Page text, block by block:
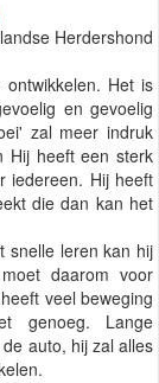
Het is
en gevoelig
zal meer indruk
Hij heeft een sterk
iedereen. Hij heeft
die dan kan het
snelle leren kan hij
daarom voor
veel beweging
genoeg. Lange
auto, hij zal alles